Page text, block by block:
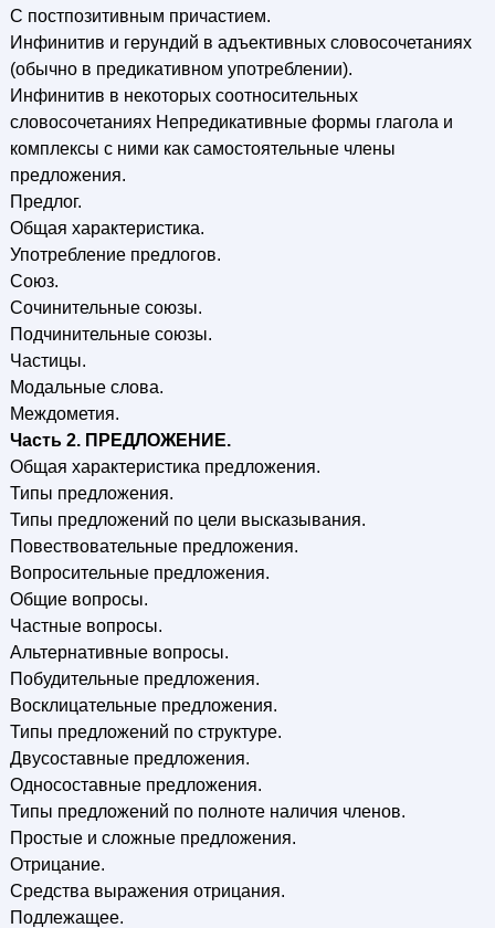
С постпозитивным причастием.
Инфинитив и герундий в адъективных словосочетаниях
(обычно в предикативном употреблении).
Инфинитив в некоторых соотносительных
словосочетаниях Непредикативные формы глагола и
комплексы с ними как самостоятельные члены
предложения.
Предлог.
Общая характеристика.
Употребление предлогов.
Союз.
Сочинительные союзы.
Подчинительные союзы.
Частицы.
Модальные слова.
Междометия.
Часть 2. ПРЕДЛОЖЕНИЕ.
Общая характеристика предложения.
Типы предложения.
Типы предложений по цели высказывания.
Повествовательные предложения.
Вопросительные предложения.
Общие вопросы.
Частные вопросы.
Альтернативные вопросы.
Побудительные предложения.
Восклицательные предложения.
Типы предложений по структуре.
Двусоставные предложения.
Односоставные предложения.
Типы предложений по полноте наличия членов.
Простые и сложные предложения.
Отрицание.
Средства выражения отрицания.
Подлежащее.